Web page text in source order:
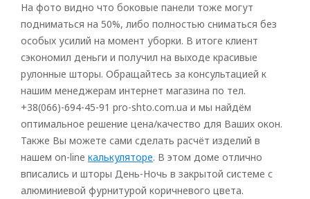
На фото видно что боковые панели тоже могут
подниматься на 50%, либо полностью сниматься без
особых усилий на момент уборки. В итоге клиент
сэкономил деньги и получил на выходе красивые
рулонные шторы. Обращайтесь за консультацией к
нашим менеджерам интернет магазина по тел.
+38(066)-694-45-91 pro-shto.com.ua и мы найдём
оптимальное решение цена/качество для Ваших окон.
Также Вы можете сами сделать расчёт изделий в
нашем on-line калькуляторе. В этом доме отлично
вписались и шторы День-Ночь в закрытой системе с
алюминиевой фурнитурой коричневого цвета.